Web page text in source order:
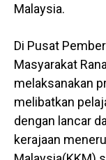
Malaysia.
Di Pusat
Masyarakat
melaksanakan
melibatkan
dengan lancar
kerajaan